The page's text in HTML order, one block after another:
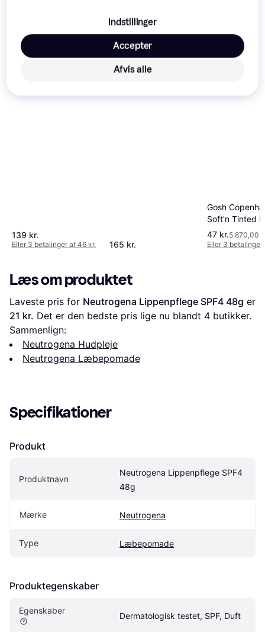
Jane Iredale
LipDrink Lip
Balm SPF15
3.9
139 kr.
Eller 3 betalinger af 46 kr.
Jane Iredale
LipDrink Lip
Balm SPF15
Sheer 4g
165 kr.
Gosh
Soft'n Tinted
SPF15 #002
8ml
47 kr.5.870,00
Eller 3 betalinger
Læs om produktet
Laveste pris for Neutrogena Lippenpflege SPF4 48g
21 kr. Det er den bedste pris lige nu blandt 4 butikker.
Sammenlign:
Neutrogena Hudpleje
Neutrogena Læbepomade
Specifikationer
Produkt
Produktnavn
Neutrogena Lippenpflege SPF4
48g
Mærke Neutrogena
Type Læbepomade
Produktegenskaber
Egenskaber
Dermatologisk testet, SPF, Duft
Indstillinger
Afvis alle
Accepter